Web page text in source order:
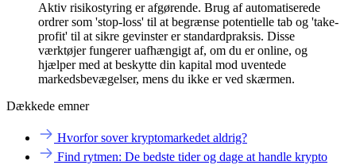
Aktiv risikostyring er afgørende. Brug af automatiserede
ordrer som 'stop-loss' til at begrænse potentielle tab og 'take-
profit' til at sikre gevinster er standardpraksis. Disse
værktøjer fungerer uafhængigt af, om du er online, og
hjælper med at beskytte din kapital mod uventede
markedsbevægelser, mens du ikke er ved skærmen.
Dækkede emner
Hvorfor sover kryptomarkedet aldrig?
Find rytmen: De bedste tider og dage at handle krypto